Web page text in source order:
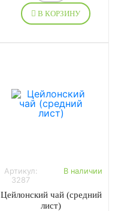
В КОРЗИНУ
Артикул:
3287
В наличии
Цейлонский чай (средний
лист)